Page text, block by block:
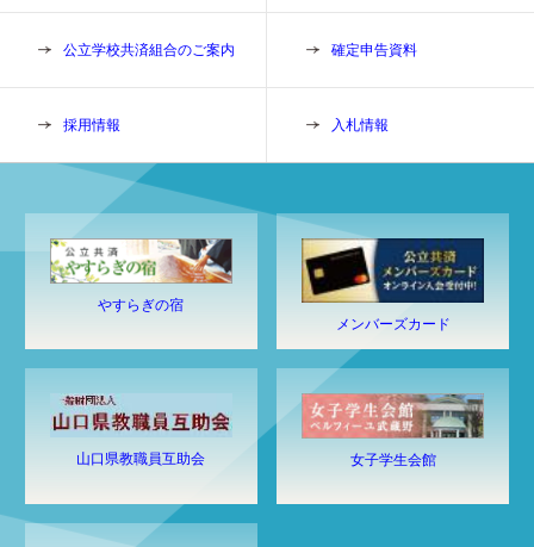
公立学校共済組合のご案内 確定申告資料
採用情報 入札情報
やすらぎの宿
メンバーズカード
山口県教職員互助会 女子学生会館